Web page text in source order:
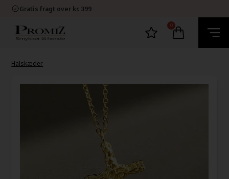
Gratis fragt over kr. 399
60 dage bytte og retur
E-mærket Dansk Webshop
60 dage bytte og retur
0
Halskæder